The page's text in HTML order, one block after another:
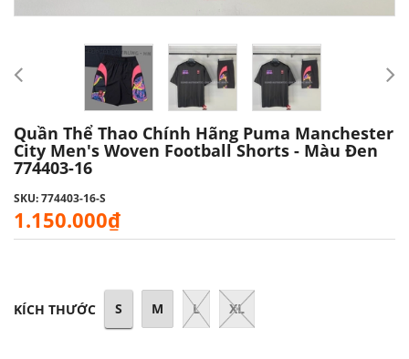
Quần Thể Thao Chính Hãng Puma Manchester
City Men's Woven Football Shorts - Màu Đen
774403-16
SKU: 774403-16-S
1.150.000₫
KÍCH THƯỚC S M L XL